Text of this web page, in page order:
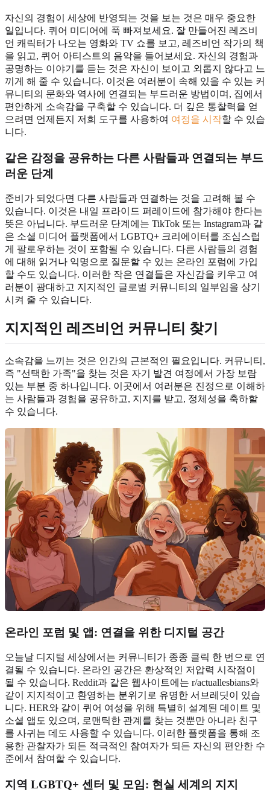
자신의 경험이 세상에 반영되는 것을 보는 것은 매우 중요한
일입니다. 퀴어 미디어에 푹 빠져보세요. 잘 만들어진 레즈비
언 캐릭터가 나오는 영화와 TV 쇼를 보고, 레즈비언 작가의 책
을 읽고, 퀴어 아티스트의 음악을 들어보세요. 자신의 경험과
공명하는 이야기를 듣는 것은 자신이 보이고 외롭지 않다고 느
끼게 해 줄 수 있습니다. 이것은 여러분이 속해 있을 수 있는 커
뮤니티의 문화와 역사에 연결되는 부드러운 방법이며, 집에서
편안하게 소속감을 구축할 수 있습니다. 더 깊은 통찰력을 얻
으려면 언제든지 저희 도구를 사용하여 여정을 시작할 수 있습
니다.
같은 감정을 공유하는 다른 사람들과연결되는 부드
러운 단계
준비가 되었다면 다른 사람들과 연결하는 것을 고려해 볼 수
있습니다. 이것은 내일 프라이드 퍼레이드에 참가해야 한다는
뜻은 아닙니다. 부드러운 단계에는 TikTok 또는 Instagram과 같
은 소셜 미디어 플랫폼에서 LGBTQ+ 크리에이터를 조심스럽
게 팔로우하는 것이 포함될 수 있습니다. 다른 사람들의 경험
에 대해 읽거나 익명으로 질문할 수 있는 온라인 포럼에 가입
할 수도 있습니다. 이러한 작은 연결들은 자신감을 키우고 여
러분이 광대하고 지지적인 글로벌 커뮤니티의 일부임을 상기
시켜 줄 수 있습니다.
지지적인 레즈비언 커뮤니티 찾기
소속감을 느끼는 것은 인간의 근본적인 필요입니다. 커뮤니티,
즉 "선택한 가족"을 찾는 것은 자기 발견 여정에서 가장 보람
있는 부분 중 하나입니다. 이곳에서 여러분은 진정으로 이해하
는 사람들과 경험을 공유하고, 지지를 받고, 정체성을 축하할
수 있습니다.
온라인 포럼 및 앱: 연결을 위한 디지털 공간
오늘날 디지털 세상에서는 커뮤니티가 종종 클릭 한 번으로 연
결될 수 있습니다. 온라인 공간은 환상적인 저압력 시작점이
될 수 있습니다. Reddit과 같은 웹사이트에는 r/actuallesbians와
같이 지지적이고 환영하는 분위기로 유명한 서브레딧이 있습
니다. HER와 같이 퀴어 여성을 위해 특별히 설계된 데이트 및
소셜 앱도 있으며, 로맨틱한 관계를 찾는 것뿐만 아니라 친구
를 사귀는 데도 사용할 수 있습니다. 이러한 플랫폼을 통해 조
용한 관찰자가 되든 적극적인 참여자가 되든 자신의 편안한 수
준에서 참여할 수 있습니다.
지역 LGBTQ+ 센터 및 모임: 현실 세계의 지지